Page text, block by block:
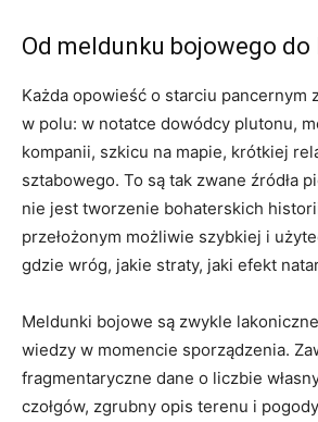
Od meldunku bojowego do
Każda opowieść o starciu pancernym
w polu: w notatce dowódcy plutonu,
kompanii, szkicu na mapie, krótkiej
sztabowego. To są tak zwane źródła
nie jest tworzenie bohaterskich
przełożonym możliwie szybkiej i
gdzie wróg, jakie straty, jaki efekt
Meldunki bojowe są zwykle
wiedzy w momencie sporządzenia.
fragmentaryczne dane o liczbie
czołgów, zgrubny opis terenu i